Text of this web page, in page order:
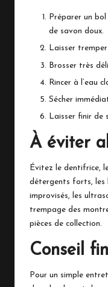
Préparer un
de savon doux.
Laisser
Brosser très
Rincer à l’eau
Sécher
Laisser finir de
À éviter
Évitez le dentifrice,
détergents forts, les
improvisés, les
trempage des
pièces de collection.
Conseil
Pour un simple